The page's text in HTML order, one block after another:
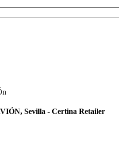
Sevilla - Certina Retailer